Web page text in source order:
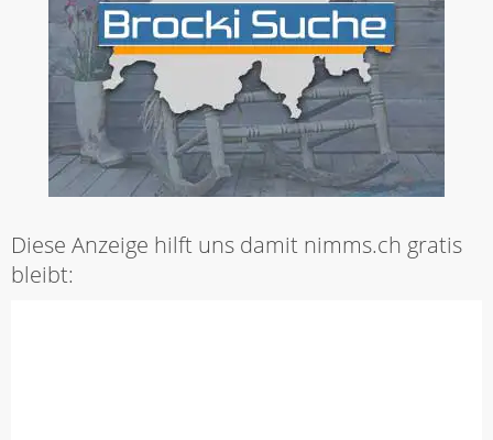
Diese Anzeige hilft uns damit nimms.ch gratis
bleibt: